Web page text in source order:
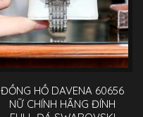
ĐỒNG HỒ DAVENA 60656
NỮ CHÍNH HÃNG ĐÍNH